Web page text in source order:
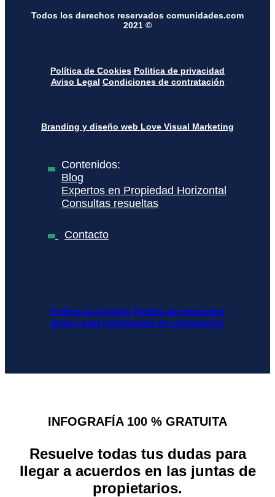
Todos los derechos reservados comunidades.com
2021 ©
Política de Cookies Politica de privacidad
Aviso Legal Condiciones de contratación
Branding y diseño web Love Visual Marketing
Contenidos:
Blog
Expertos en Propiedad Horizontal
Consultas resueltas
Contacto
Política de Cookies Politica de privacidad
Aviso Legal Condiciones de contratación
INFOGRAFÍA 100 % GRATUITA
Resuelve todas tus dudas para
llegar a acuerdos en las juntas de
propietarios.